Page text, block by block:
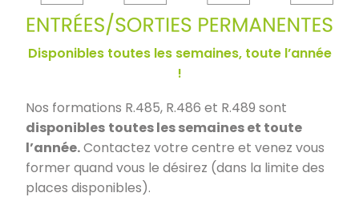
Disponibles toutes les semaines, toute l’année
!
Nos formations R.485, R.486 et R.489 sont
disponibles toutes les semaines et toute
l’année.Contactez votre centre et venez vous
former quand vous le désirez (dans la limite des
places disponibles).